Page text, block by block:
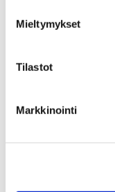
Mieltymykset
Tilastot
Markkinointi
myyntipisteestä.…